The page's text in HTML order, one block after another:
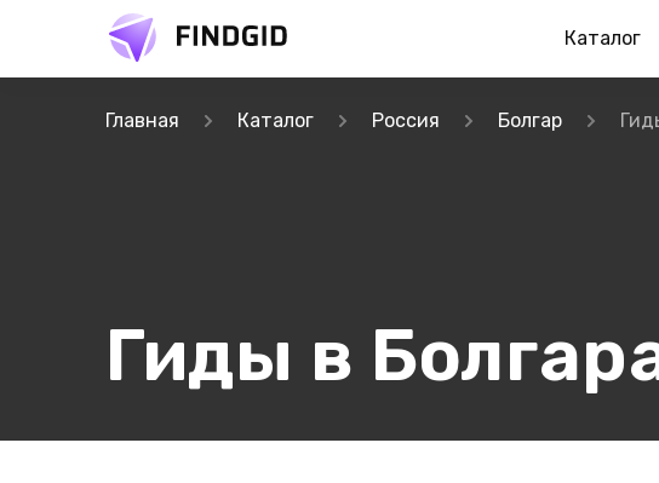
Каталог
Главная Каталог Россия Болгар
Гиды в